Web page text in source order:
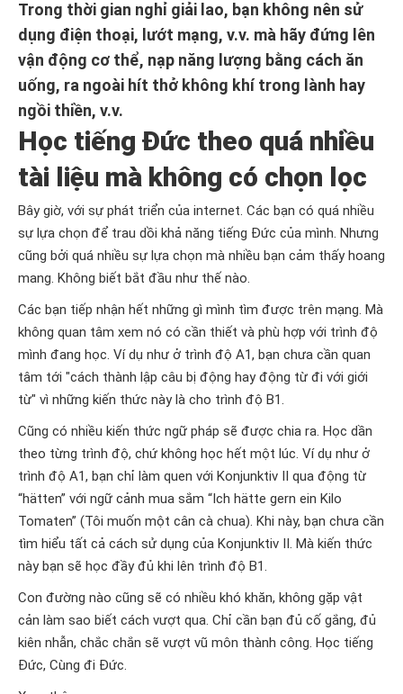
Trong thời gian nghỉ giải lao, bạn không nên sử
dụng điện thoại, lướt mạng, v.v. mà hãy đứng lên
vận động cơ thể, nạp năng lượng bằng cách ăn
uống, ra ngoài hít thở không khí trong lành hay
ngồi thiền, v.v.
Học tiếng Đức theo quá nhiều
tài liệu mà không có chọn lọc
Bây giờ, với sự phát triển của internet. Các bạn có quá nhiều
sự lựa chọn để trau dồi khả năng tiếng Đức của mình. Nhưng
cũng bởi quá nhiều sự lựa chọn mà nhiều bạn cảm thấy hoang
mang. Không biết bắt đầu như thế nào.
Các bạn tiếp nhận hết những gì mình tìm được trên mạng. Mà
không quan tâm xem nó có cần thiết và phù hợp với trình độ
mình đang học. Ví dụ như ở trình độ A1, bạn chưa cần quan
tâm tới "cách thành lập câu bị động hay động từ đi với giới
từ" vì những kiến thức này là cho trình độ B1.
Cũng có nhiều kiến thức ngữ pháp sẽ được chia ra. Học dần
theo từng trình độ, chứ không học hết một lúc. Ví dụ như ở
trình độ A1, bạn chỉ làm quen với Konjunktiv II qua động từ
“hätten” với ngữ cảnh mua sắm “Ich hätte gern ein Kilo
Tomaten” (Tôi muốn một cân cà chua). Khi này, bạn chưa cần
tìm hiểu tất cả cách sử dụng của Konjunktiv II. Mà kiến thức
này bạn sẽ học đầy đủ khi lên trình độ B1.
Con đường nào cũng sẽ có nhiều khó khăn, không gặp vật
cản làm sao biết cách vượt qua. Chỉ cần bạn đủ cố gắng, đủ
kiên nhẫn, chắc chắn sẽ vượt vũ môn thành công. Học tiếng
Đức, Cùng đi Đức.